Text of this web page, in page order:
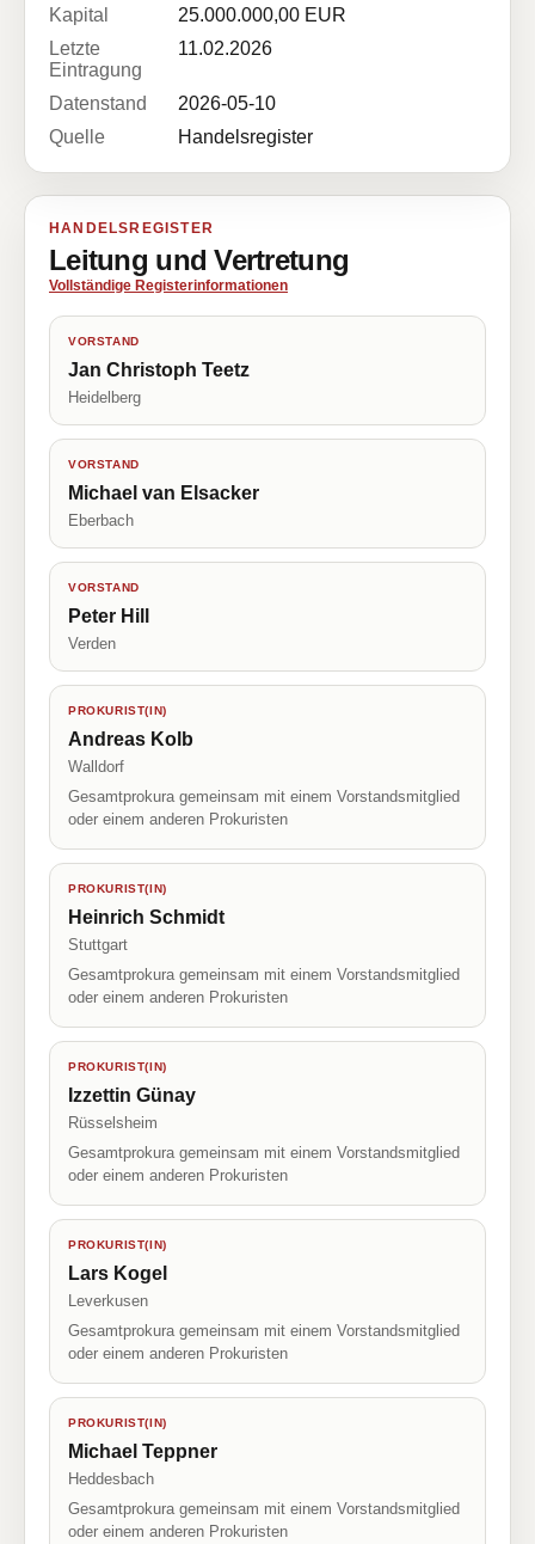
Kapital
25.000.000,00 EUR
Letzte
Eintragung
11.02.2026
Datenstand
2026-05-10
Quelle
Handelsregister
HANDELSREGISTER
Leitung und Vertretung
Vollständige Registerinformationen
VORSTAND
Jan Christoph Teetz
Heidelberg
VORSTAND
Michael van Elsacker
Eberbach
VORSTAND
Peter Hill
Verden
PROKURIST(IN)
Andreas Kolb
Walldorf
Gesamtprokura gemeinsam mit einem Vorstandsmitglied
oder einem anderen Prokuristen
PROKURIST(IN)
Heinrich Schmidt
Stuttgart
Gesamtprokura gemeinsam mit einem Vorstandsmitglied
oder einem anderen Prokuristen
PROKURIST(IN)
Izzettin Günay
Rüsselsheim
Gesamtprokura gemeinsam mit einem Vorstandsmitglied
oder einem anderen Prokuristen
PROKURIST(IN)
Lars Kogel
Leverkusen
Gesamtprokura gemeinsam mit einem Vorstandsmitglied
oder einem anderen Prokuristen
PROKURIST(IN)
Michael Teppner
Heddesbach
Gesamtprokura gemeinsam mit einem Vorstandsmitglied
oder einem anderen Prokuristen